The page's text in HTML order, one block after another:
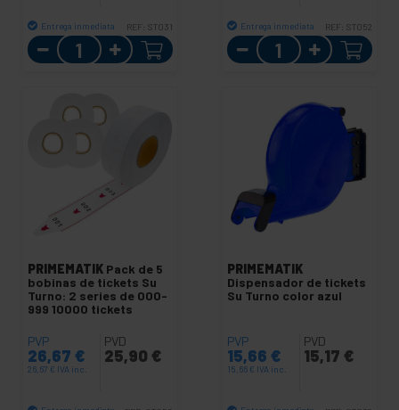
Entrega inmediata REF: ST031
Cantidad
Entrega inmediata REF: ST052
Cantidad
PRIMEMATIK Pack de 5
bobinas de tickets Su
Turno: 2 series de 000-
999 10000 tickets
PVP
26,67 €
26,67 € IVA inc.
PVD
25,90 €
PRIMEMATIK
Dispensador de tickets
Su Turno color azul
PVP
15,66 €
15,66 € IVA inc.
PVD
15,17 €